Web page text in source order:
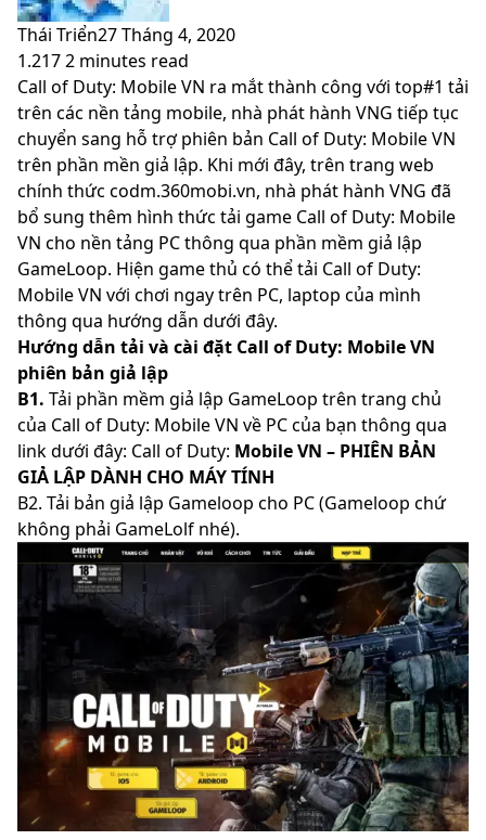
Thái Triển27 Tháng 4, 2020
1.2172 minutes read
Facebook
X
LinkedIn
Pinterest
Messenger
Messenger
WhatsApp
Telegram
Viber
Share
via
Email
Print
Call of Duty: Mobile VN ra mắt thành công với top#1 tải
trên các nền tảng mobile, nhà phát hành VNG tiếp tục
chuyển sang hỗ trợ phiên bản Call of Duty: Mobile VN
trên phần mền giả lập. Khi mới đây, trên trang web
chính thức codm.360mobi.vn, nhà phát hành VNG đã
bổ sung thêm hình thức tải game Call of Duty: Mobile
VN cho nền tảng PC thông qua phần mềm giả lập
GameLoop. Hiện game thủ có thể tải Call of Duty:
Mobile VN với chơi ngay trên PC, laptop của mình
thông qua hướng dẫn dưới đây.
Hướng dẫn tải và cài đặt Call of Duty: Mobile VN
phiên bản giả lập
B1. Tải phần mềm giả lập GameLoop trên trang chủ
của Call of Duty: Mobile VN về PC của bạn thông qua
link dưới đây: Call of Duty: Mobile VN – PHIÊN BẢN
GIẢ LẬP DÀNH CHO MÁY TÍNH
B2. Tải bản giả lập Gameloop cho PC (Gameloop chứ
không phải GameLolf nhé).